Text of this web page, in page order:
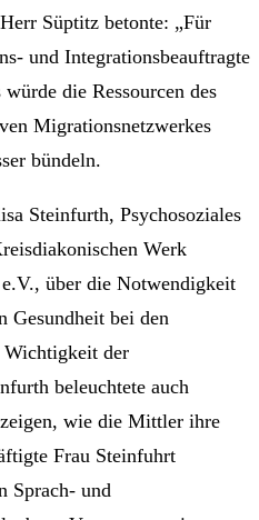
Süptitz betonte: „Für
und Integrationsbeauftragte
die Ressourcen des
Migrationsnetzwerkes
bündeln.
Steinfurth, Psychosoziales
Werk
über die Notwendigkeit
Gesundheit bei den
Wichtigkeit der
beleuchtete auch
wie die Mittler ihre
Frau Steinfuhrt
Sprach- und